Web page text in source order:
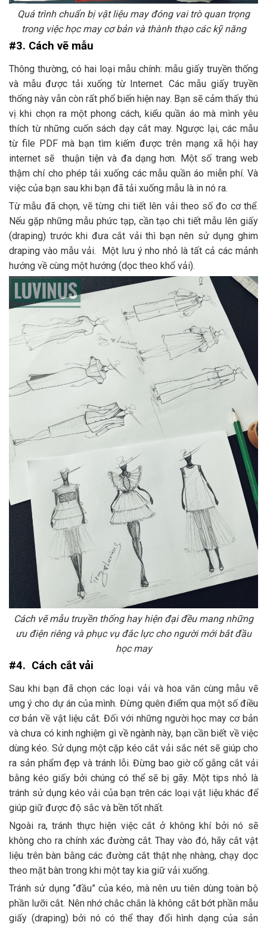
Quá trình chuẩn bị vật liệu may đóng vai trò quan trọng
trong việc học may cơ bản và thành thạo các kỹ năng
#3. Cách vẽ mẫu
Thông thường, có hai loại mẫu chính: mẫu giấy truyền thống
và mẫu được tải xuống từ Internet. Các mẫu giấy truyền
thống này vẫn còn rất phổ biến hiện nay. Bạn sẽ cảm thấy thú
vị khi chọn ra một phong cách, kiểu quần áo mà mình yêu
thích từ những cuốn sách dạy cắt may. Ngược lại, các mẫu
từ file PDF mà bạn tìm kiếm được trên mạng xã hội hay
internet sẽ thuận tiện và đa dạng hơn. Một số trang web
thậm chí cho phép tải xuống các mẫu quần áo miễn phí. Và
việc của bạn sau khi bạn đã tải xuống mẫu là in nó ra.
Từ mẫu đã chọn, vẽ từng chi tiết lên vải theo số đo cơ thể.
Nếu gặp những mẫu phức tạp, cần tạo chi tiết mẫu lên giấy
(draping) trước khi đưa cắt vải thì bạn nên sử dụng ghim
draping vào mẫu vải. Một lưu ý nho nhỏ là tất cả các mảnh
hướng về cùng một hướng (dọc theo khổ vải).
Cách vẽ mẫu truyền thống hay hiện đại đều mang những
ưu điện riêng và phục vụ đắc lực cho người mới bắt đầu
học may
#4. Cách cắt vải
Sau khi bạn đã chọn các loại vải và hoa văn cùng mẫu vẽ
ưng ý cho dự án của mình. Đừng quên điểm qua một số điều
cơ bản về vật liệu cắt. Đối với những người học may cơ bản
và chưa có kinh nghiệm gì về ngành này, bạn cần biết về việc
dùng kéo. Sử dụng một cặp kéo cắt vải sắc nét sẽ giúp cho
ra sản phẩm đẹp và tránh lỗi. Đừng bao giờ cố gắng cắt vải
bằng kéo giấy bởi chúng có thể sẽ bị gãy. Một tips nhỏ là
tránh sử dụng kéo vải của bạn trên các loại vật liệu khác để
giúp giữ được độ sắc và bền tốt nhất.
Ngoài ra, tránh thực hiện việc cắt ở không khí bởi nó sẽ
không cho ra chính xác đường cắt. Thay vào đó, hãy cắt vật
liệu trên bàn bằng các đường cắt thật nhẹ nhàng, chạy dọc
theo mặt bàn trong khi một tay kia giữ vải xuống.
Tránh sử dụng “đầu” của kéo, mà nên ưu tiên dùng toàn bộ
phần lưỡi cắt. Nên nhớ chắc chắn là không cắt bớt phần mẫu
giấy (draping) bởi nó có thể thay đổi hình dạng của sản